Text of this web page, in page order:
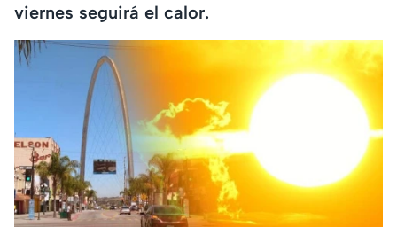
viernes seguirá el calor.